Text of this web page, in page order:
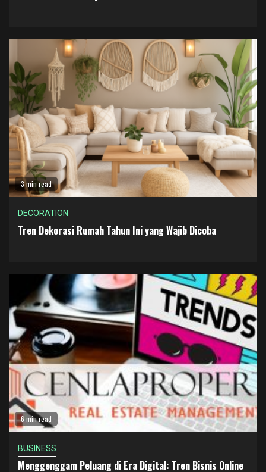
3 min read
DECORATION
Tren Dekorasi Rumah Tahun Ini yang Wajib Dicoba
6 min read
BUSINESS
Menggenggam Peluang di Era Digital: Tren Bisnis Online